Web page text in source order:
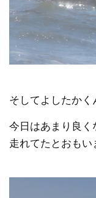
そしてよしたかく
今日はあまり良
走れてたとおもい